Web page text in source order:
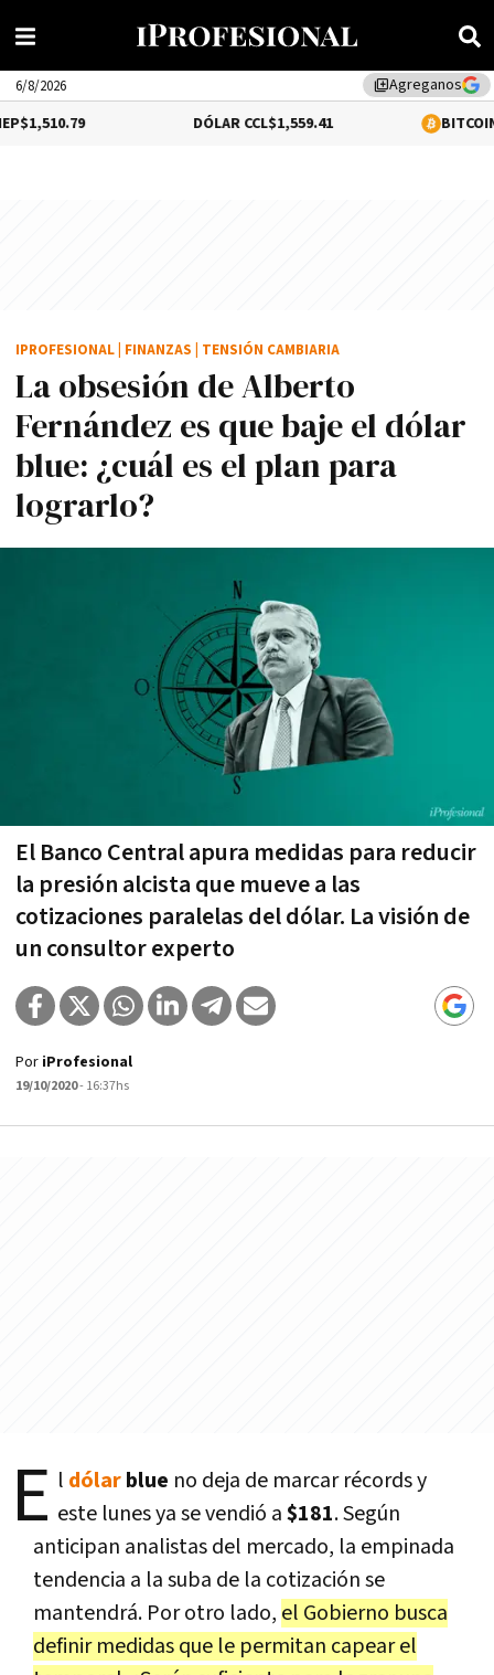
library_addAgreganos
6/8/2026
$1,559.41 -0.02%
La obsesión de Alberto
Fernández es que baje el dólar
blue: ¿cuál es el plan para
lograrlo?
El Banco Central apura medidas para reducir
la presión alcista que mueve a las
cotizaciones paralelas del dólar. La visión de
un consultor experto
IPROFESIONAL FINANZAS TENSIÓN CAMBIARIA
Por iProfesional
19/10/2020- 16:37hs
E l dólarblue no deja de marcar récords y
este lunes ya se vendió a$181. Según
anticipan analistas del mercado, la empinada
tendencia a la suba de la cotización se
mantendrá. Por otro lado, el Gobierno busca
definir medidas que le permitan capear el